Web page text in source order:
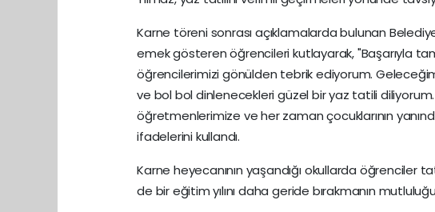
Karne töreni sonrası açıklamalarda bulunan
emek gösteren öğrencileri kutlayarak, "Başarıyla
öğrencilerimizi gönülden tebrik ediyorum.
ve bol bol dinlenecekleri güzel bir yaz tatili
öğretmenlerimize ve her zaman çocuklarının
ifadelerini kullandı.
Karne heyecanının yaşandığı okullarda
de bir eğitim yılını daha geride bırakmanın